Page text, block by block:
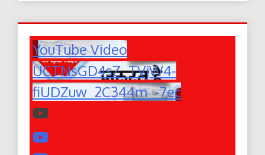
YouTube Video
UCTNsGD4sZ_TVjW4-
fiUDZuw_2C344m_-7ec